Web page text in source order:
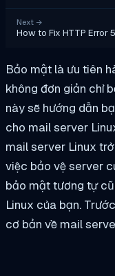
Next →
How to Fix HTTP Error
Bảo mật là ưu tiên
không đơn giản chỉ
này sẽ hướng dẫn
cho mail server
mail server Linux
việc bảo vệ server
bảo mật tương tự
Linux của bạn.
cơ bản về mail